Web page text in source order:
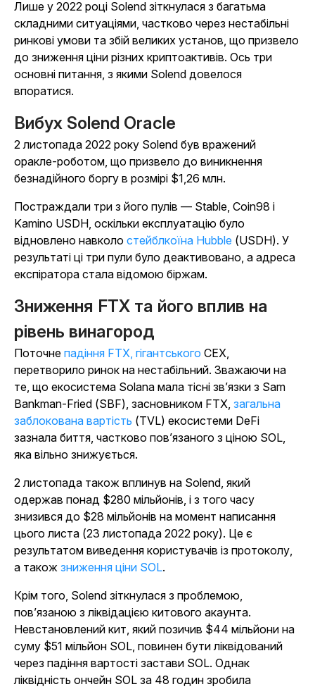
Лише у 2022 році Solend зіткнулася з багатьма
складними ситуаціями, частково через нестабільні
ринкові умови та збій великих установ, що призвело
до зниження ціни різних криптоактивів. Ось три
основні питання, з якими Solend довелося
впоратися.
Вибух Solend Oracle
2 листопада 2022 року Solend був вражений
оракле-роботом, що призвело до виникнення
безнадійного боргу в розмірі $1,26 млн.
Постраждали три з його пулів — Stable, Coin98 і
Kamino USDH, оскільки експлуатацію було
відновлено навколо стейблкоїна Hubble (USDH). У
результаті ці три пули було деактивовано, а адреса
експіратора стала відомою біржам.
Зниження FTX та його вплив на
рівень винагород
Поточне падіння FTX, гігантського CEX,
перетворило ринок на нестабільний. Зважаючи на
те, що екосистема Solana мала тісні зв’язки з Sam
Bankman-Fried (SBF), засновником FTX, загальна
заблокована вартість (TVL) екосистеми DeFi
зазнала биття, частково пов’язаного з ціною SOL,
яка вільно знижується.
2 листопада також вплинув на Solend, який
одержав понад $280 мільйонів, і з того часу
знизився до $28 мільйонів на момент написання
цього листа (23 листопада 2022 року). Це є
результатом виведення користувачів із протоколу,
а також зниження ціни SOL.
Крім того, Solend зіткнулася з проблемою,
пов’язаною з ліквідацією китового акаунта.
Невстановлений кит, який позичив $44 мільйони на
суму $51 мільйон SOL, повинен бути ліквідований
через падіння вартості застави SOL. Однак
ліквідність ончейн SOL за 48 годин зробила